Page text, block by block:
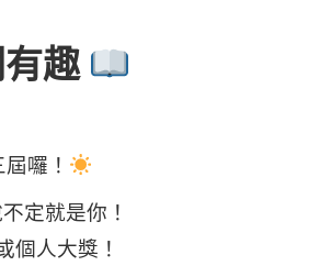
趣
囉！
定就是你！
個人大獎！